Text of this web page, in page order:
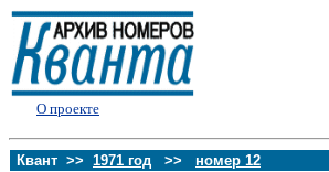
О проекте
Квант >> 1971 год >> номер 12